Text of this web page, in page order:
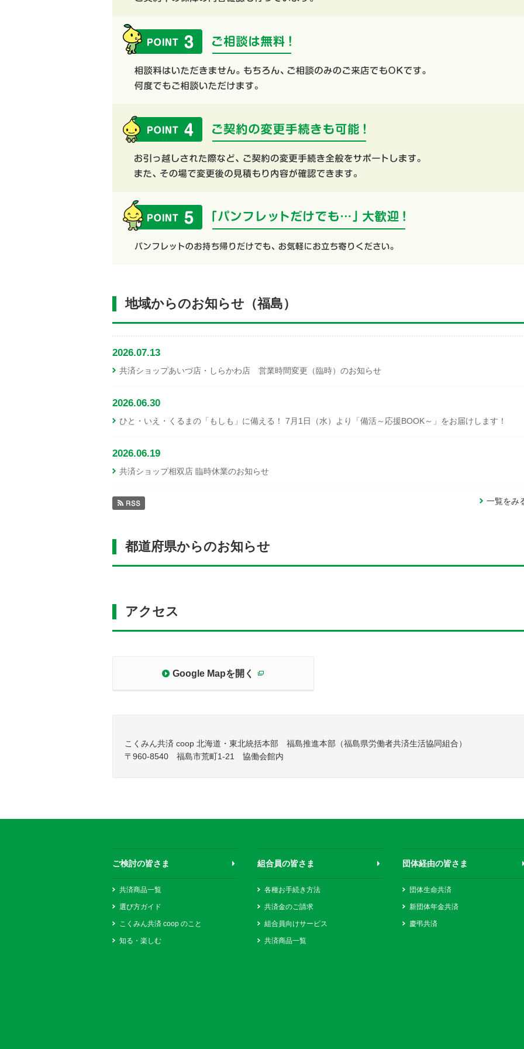
地域からのお知らせ（福島）
2026.07.13
共済ショップあいづ店・しらかわ店 営業時間変更（臨時）のお知らせ
2026.06.30
ひと・いえ・くるまの「もしも」に備える！ 7月1日（水）より「備活～応援BOOK～」をお届けします！
2026.06.19
共済ショップ相双店 臨時休業のお知らせ
一覧をみ
都道府県からのお知らせ
アクセス
Google Mapを開く
こくみん共済 coop 北海道・東北統括本部 福島推進本部（福島県労働者共済生活協同組合）
〒960-8540 福島市荒町1-21 協働会館内
ご検討の皆さま
共済商品一覧
選び方ガイド
こくみん共済 coop のこと
知る・楽しむ
組合員の皆さま
各種お手続き方法
共済金のご請求
組合員向けサービス
共済商品一覧
団体経由の皆さま
団体生命共済
新団体年金共済
慶弔共済